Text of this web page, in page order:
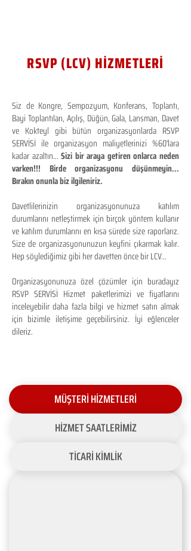
RSVP (LCV) HİZMETLERİ
Siz de Kongre, Sempozyum, Konferans, Toplantı,
Bayi Toplantıları, Açılış, Düğün, Gala, Lansman, Davet
ve Kokteyl gibi bütün organizasyonlarda RSVP
SERVİSİ ile organizasyon maliyetlerinizi %60'lara
kadar azaltın...Sizi bir araya getiren onlarca neden
varken!!! Birde organizasyonu düşünmeyin...
Bırakın onunla biz ilgileniriz.
Davetlilerinizin organizasyonunuza katılım
durumlarını netleştirmek için birçok yöntem kullanır
ve katılım durumlarını en kısa sürede size raporlarız.
Size de organizasyonunuzun keyfini çıkarmak kalır.
Hep söylediğimiz gibi her davetten önce bir LCV...
Organizasyonunuza özel çözümler için buradayız
RSVP SERVİSİ Hizmet paketlerimizi ve fiyatlarını
inceleyebilir daha fazla bilgi ve hizmet satın almak
için bizimle iletişime geçebilirsiniz. İyi eğlenceler
dileriz.
MÜŞTERİ HİZMETLERİ
HİZMET SAATLERİMİZ
TİCARİ KİMLİK